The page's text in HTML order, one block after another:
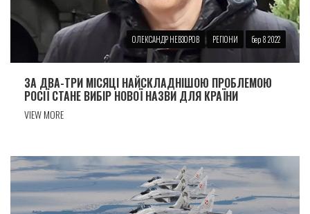
ОЛЕКСАНДР НЕВЗОРОВ РЕГІОНИ бер 8 2022
ЗА ДВА-ТРИ МІСЯЦІ НАЙСКЛАДНІШОЮ ПРОБЛЕМОЮ
РОСІЇ СТАНЕ ВИБІР НОВОЇ НАЗВИ ДЛЯ КРАЇНИ
VIEW MORE